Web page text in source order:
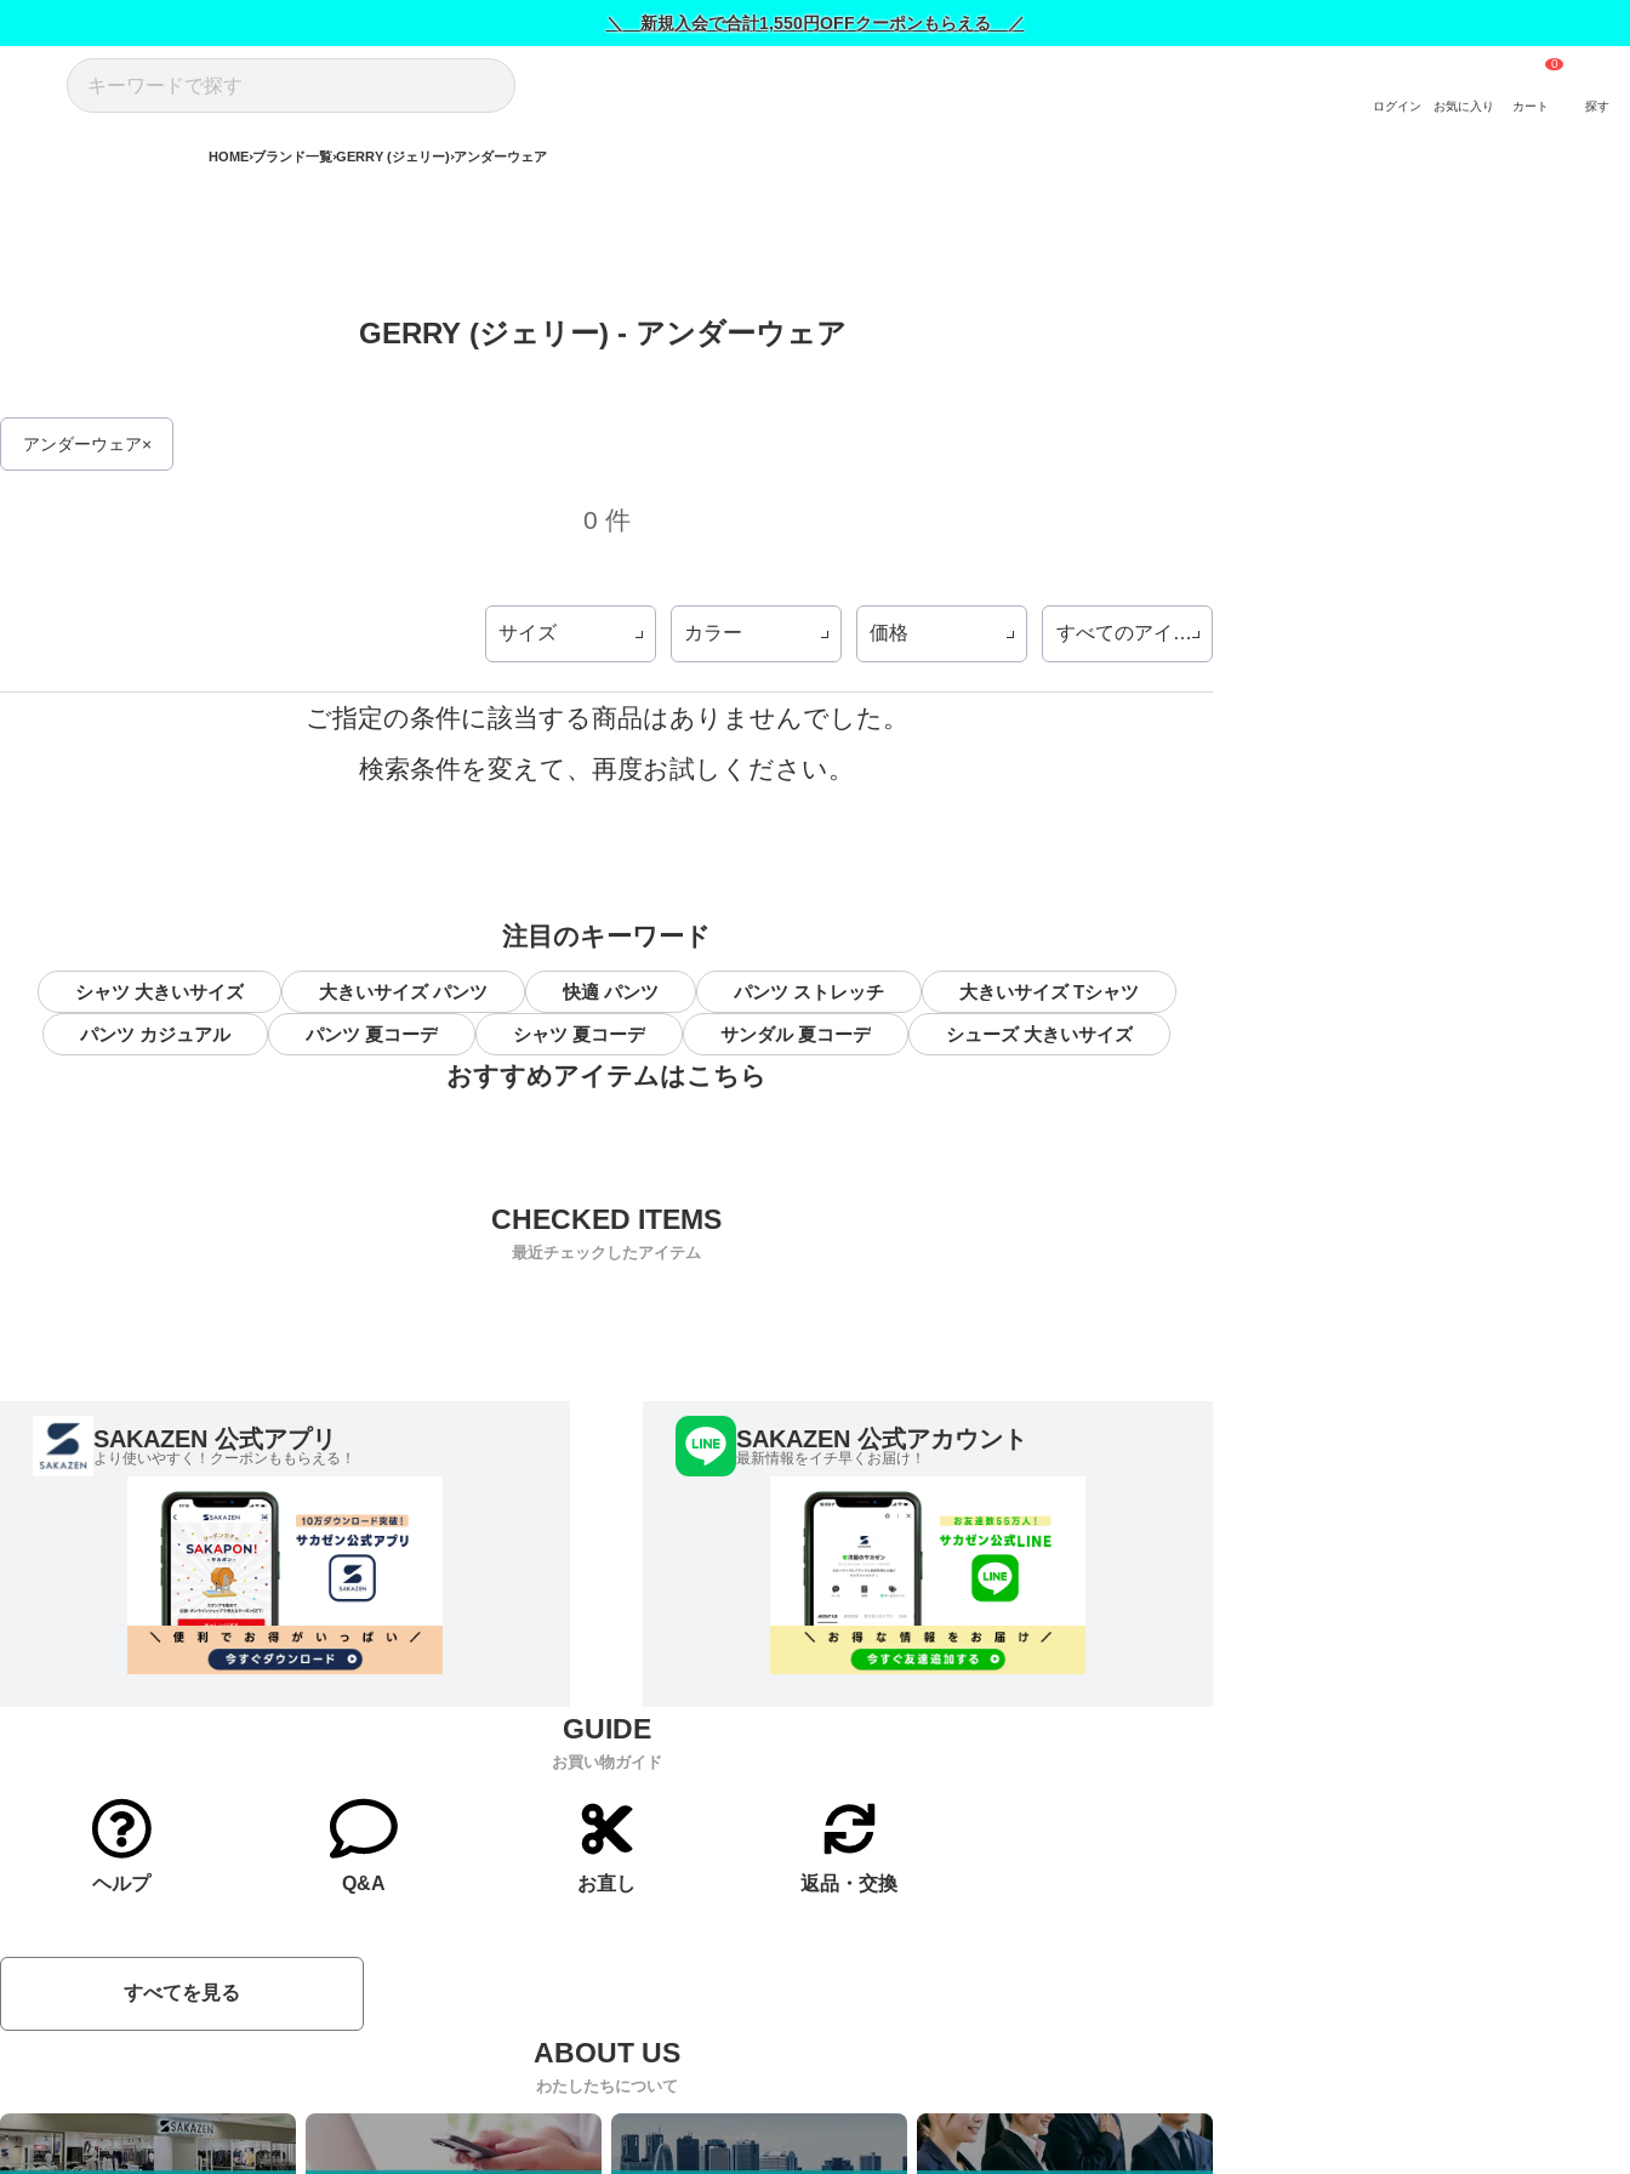
＼ 新規入会で合計1,550円OFFクーポンもらえる ／
ログイン お気に入り カート 探す
HOME ブランド一覧 GERRY (ジェリー) アンダーウェア
GERRY (ジェリー) - アンダーウェア
アンダーウェア
0 件
サイズ カラー 価格 すべてのアイテム
ご指定の条件に該当する商品はありませんでした。
検索条件を変えて、再度お試しください。
注目のキーワード
シャツ 大きいサイズ 大きいサイズ パンツ 快適 パンツ パンツ ストレッチ 大きいサイズ Tシャツ
パンツ カジュアル パンツ 夏コーデ シャツ 夏コーデ サンダル 夏コーデ シューズ 大きいサイズ
おすすめアイテムはこちら
最近チェックしたアイテム
SAKAZEN 公式アプリ
より使いやすく！クーポンももらえる！
SAKAZEN 公式アカウント
最新情報をイチ早くお届け！
お買い物ガイド
ヘルプ Q&A お直し 返品・交換
すべてを見る
わたしたちについて